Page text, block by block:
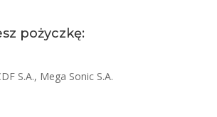
pożyczkę:
S.A., Mega Sonic S.A.